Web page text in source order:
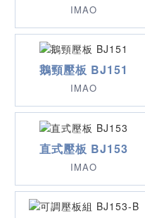
IMAO
鵝頸壓板 BJ151
IMAO
直式壓板 BJ153
IMAO